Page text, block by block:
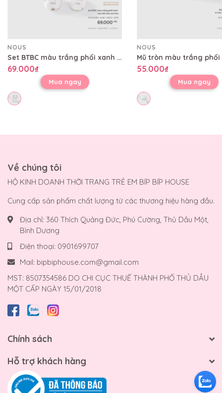
NOUS
Set BTBC màu trắng phối xanh họa tiết mèo sao hỏa
69.000₫
Mua ngay
NOUS
55.000₫
Mua ngay
Về chúng tôi
HỘ KINH DOANH THỜI TRANG TRẺ EM BÍP BÍP HOUSE
Cung cấp sản phẩm chất lượng từ các thương hiệu hàng đầu.
Địa chỉ: 360 Thích Quảng Đức, Phú Cường, Thủ Dầu Một,
Bình Dương
Điện thoại: 0901699707
Mail: bipbiphouse.com@gmail.com
MST: 8507354586 DO CHI CỤC THUẾ THÀNH PHỐ THỦ DẦU
MỘT CẤP NGÀY 15/01/2018
Chính sách
Hỗ trợ khách hàng